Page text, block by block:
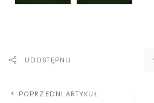
UDOSTĘPNIJ
POPRZEDNI ARTYKUŁ